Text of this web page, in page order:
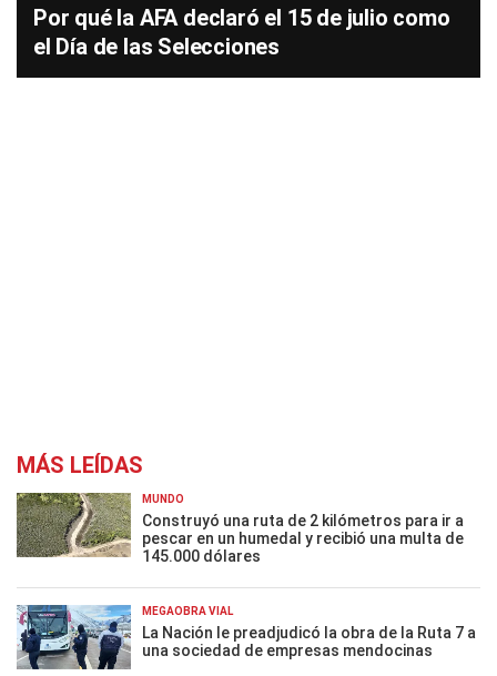
Por qué la AFA declaró el 15 de julio como
el Día de las Selecciones
MÁS LEÍDAS
MUNDO
Construyó una ruta de 2 kilómetros para ir a
pescar en un humedal y recibió una multa de
145.000 dólares
MEGAOBRA VIAL
La Nación le preadjudicó la obra de la Ruta 7 a
una sociedad de empresas mendocinas